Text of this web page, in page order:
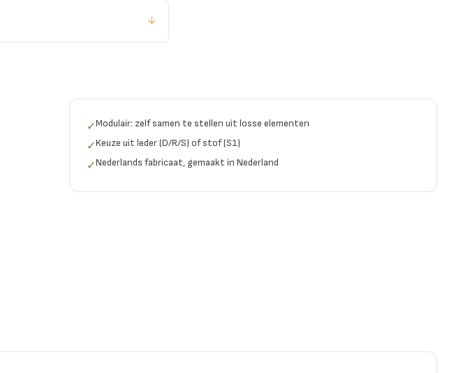
↓
✓Modulair: zelf samen te stellen uit losse elementen
✓Keuze uit leder (D/R/S) of stof (S1)
✓Nederlands fabricaat, gemaakt in Nederland